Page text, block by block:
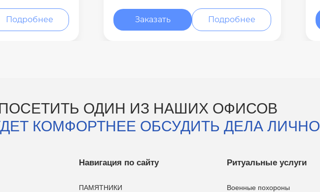
Подробнее Заказать Подробнее
ОДИН ИЗ НАШИХ ОФИСОВ
КОМФОРТНЕЕ ОБСУДИТЬ ДЕЛА ЛИЧНО
Навигация по сайту
ПАМЯТНИКИ
Ритуальные услуги
Военные похороны